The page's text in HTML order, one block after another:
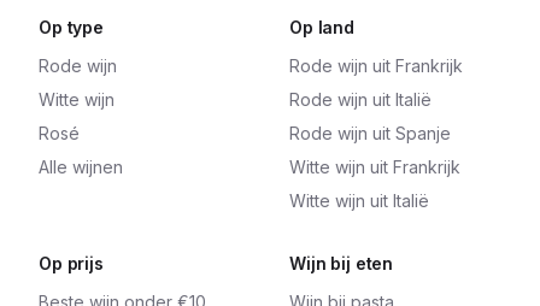
Op type
Rode wijn
Witte wijn
Rosé
Alle wijnen
Op land
Rode wijn uit Frankrijk
Rode wijn uit Italië
Rode wijn uit Spanje
Witte wijn uit Frankrijk
Witte wijn uit Italië
Op prijs
Beste wijn onder €10
Wijn bij eten
Wijn bij pasta